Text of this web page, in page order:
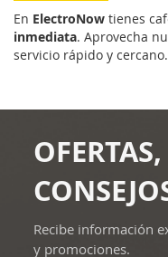
En ElectroNow tienes
inmediata. Aprovecha
servicio rápido y cercano.
Recibe información
y promociones.